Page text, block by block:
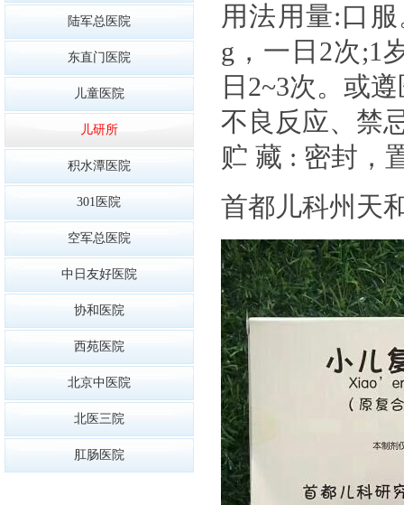
陆军总医院
东直门医院
儿童医院
儿研所
积水潭医院
301医院
空军总医院
中日友好医院
协和医院
西苑医院
北京中医院
北医三院
肛肠医院
用法用量:口
g，一日2次;1
日2~3次。或
不良反应、禁
贮 藏 : 密封，
首都儿科州天